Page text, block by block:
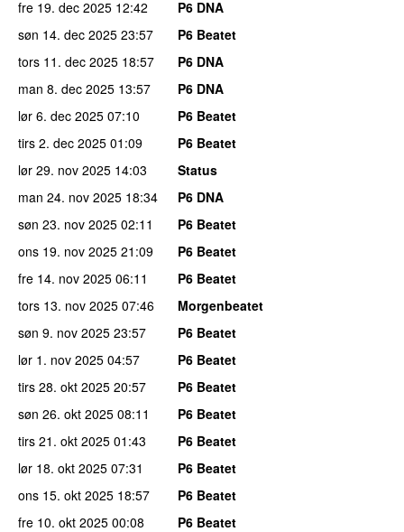
fre 19. dec 2025 12:42
P6 DNA
søn 14. dec 2025 23:57
P6 Beatet
tors 11. dec 2025 18:57
P6 DNA
man 8. dec 2025 13:57
P6 DNA
lør 6. dec 2025 07:10
P6 Beatet
tirs 2. dec 2025 01:09
P6 Beatet
lør 29. nov 2025 14:03
Status
man 24. nov 2025 18:34
P6 DNA
søn 23. nov 2025 02:11
P6 Beatet
ons 19. nov 2025 21:09
P6 Beatet
fre 14. nov 2025 06:11
P6 Beatet
tors 13. nov 2025 07:46
Morgenbeatet
søn 9. nov 2025 23:57
P6 Beatet
lør 1. nov 2025 04:57
P6 Beatet
tirs 28. okt 2025 20:57
P6 Beatet
søn 26. okt 2025 08:11
P6 Beatet
tirs 21. okt 2025 01:43
P6 Beatet
lør 18. okt 2025 07:31
P6 Beatet
ons 15. okt 2025 18:57
P6 Beatet
fre 10. okt 2025 00:08 P6 Beatet